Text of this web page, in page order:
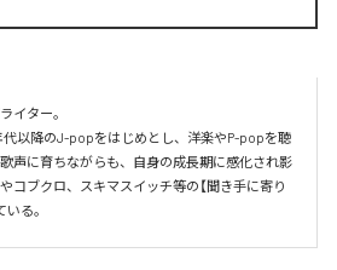
イター。
以降のJ-popをはじめとし、洋楽やP-popを聴
声に育ちながらも、自身の成長期に感化され影
コブクロ、スキマスイッチ等の【聞き手に寄り
る。